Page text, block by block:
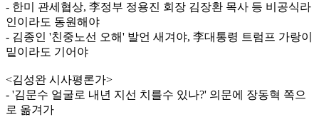
- 한미 관세협상, 李정부 정용진 회장 김장환 목사 등 비공식라
인이라도 동원해야
- 김종인 '친중노선 오해' 발언 새겨야, 李대통령 트럼프 가랑이
밑이라도 기어야
<김성완 시사평론가>
- '김문수 얼굴로 내년 지선 치를수 있나?' 의문에 장동혁 쪽으
로 옮겨가